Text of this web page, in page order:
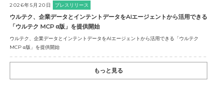
2026年5月20日 プレスリリース
ウルテク、企業データとインテントデータをAIエージェントから活用できる
「ウルテク MCP α版」を提供開始
ウルテク、企業データとインテントデータをAIエージェントから活用できる「ウルテク
MCP α版」を提供開始
もっと見る